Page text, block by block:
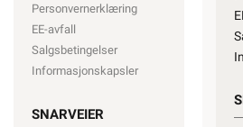
Personvernerklæring
EE-avfall
Salgsbetingelser
Informasjonskapsler
SNARVEIER